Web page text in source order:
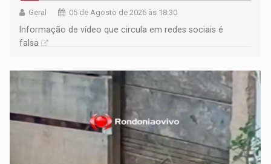
Geral 05 de Agosto de 2026 às 18:30
Informação de vídeo que circula em redes sociais é
falsa